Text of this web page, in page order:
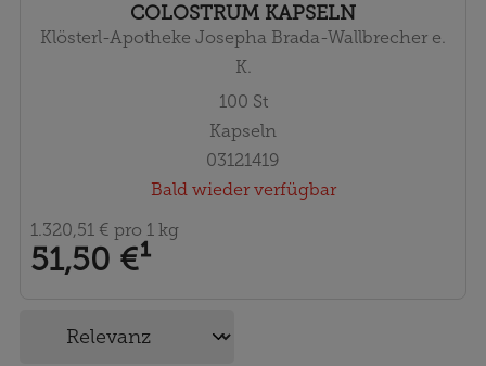
COLOSTRUM KAPSELN
Klösterl-Apotheke Josepha Brada-Wallbrecher e.
K.
100 St
Kapseln
03121419
Bald wieder verfügbar
51,50 €¹
1.320,51 € pro 1 kg